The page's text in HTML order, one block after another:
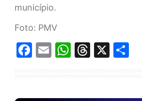
município.
Foto: PMV
Facebook
EmailWhatsApp
Threads
X